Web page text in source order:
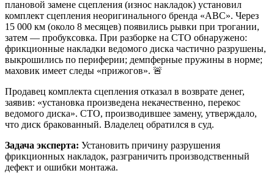
плановой замене сцепления (износ накладок) установил
комплект сцепления неоригинального бренда «ABC». Через
15 000 км (около 8 месяцев) появились рывки при трогании,
затем — пробуксовка. При разборке на СТО обнаружено:
фрикционные накладки ведомого диска частично разрушены,
выкрошились по периферии; демпферные пружины в норме;
маховик имеет следы «прижогов». 🚨
Продавец комплекта сцепления отказал в возврате денег,
заявив: «установка произведена некачественно, перекос
ведомого диска». СТО, производившее замену, утверждало,
что диск бракованный. Владелец обратился в суд.
Задача эксперта: Установить причину разрушения
фрикционных накладок, разграничить производственный
дефект и ошибки монтажа.